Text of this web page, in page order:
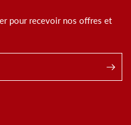
pour recevoir nos offres et